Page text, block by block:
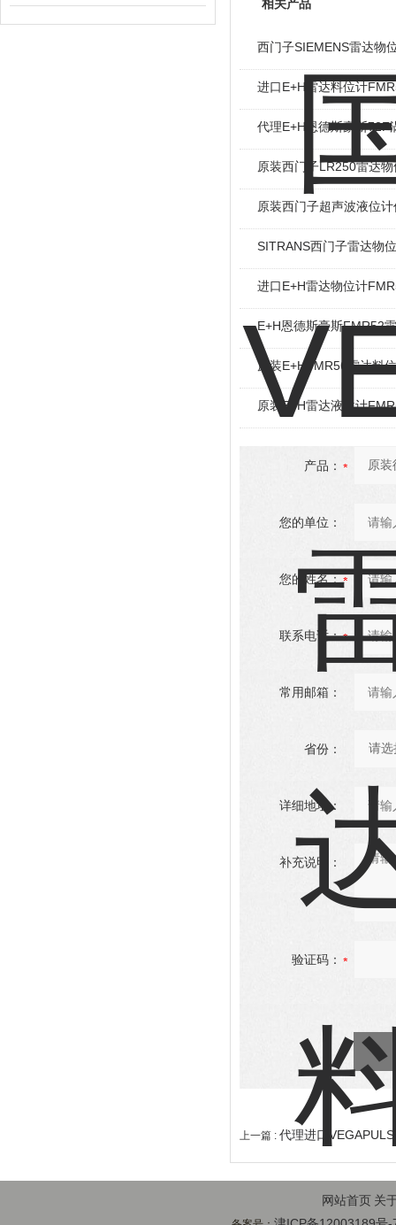
K21R80G4马达
相关产品
西门子SIEMENS雷达物
进口E+H雷达料位计
代理E+H恩德斯豪斯72F
原装西门子LR250雷达
原装西门子超声波液位
SITRANS西门子雷达物
进口E+H雷达物位计
E+H恩德斯豪斯FMR52
原装E+HFMR56雷达料
原装E+H雷达液位计
产品：
您的单位：
您的姓名：
联系电话：
常用邮箱：
省份：
详细地址：
补充说明：
验证码：
上一篇 : 代理进口
网站首页 关